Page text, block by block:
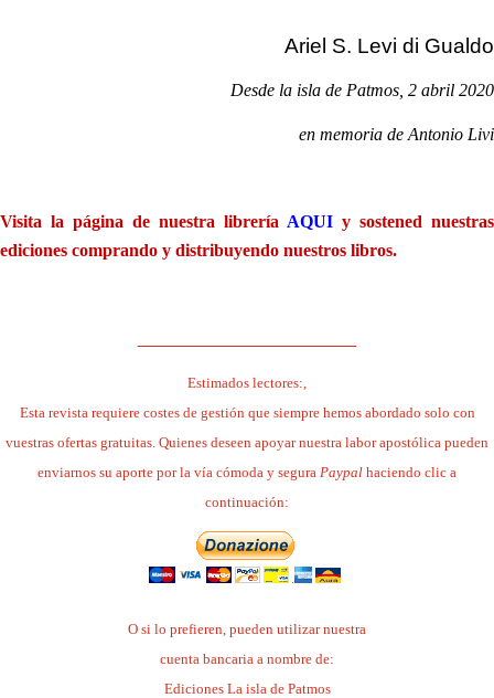
Ariel S. Levi di Gualdo
Desde la isla de Patmos, 2 abril 2020
en memoria de Antonio Livi
Visita la página de nuestra librería AQUI y sostened nuestras
ediciones comprando y distribuyendo nuestros libros.
Estimados lectores:,
Esta revista requiere costes de gestión que siempre hemos abordado solo con
vuestras ofertas gratuitas. Quienes deseen apoyar nuestra labor apostólica pueden
enviarnos su aporte por la vía cómoda y segura Paypal haciendo clic a
continuación:
O si lo prefieren, pueden utilizar nuestra
cuenta bancaria a nombre de:
Ediciones La isla de Patmos